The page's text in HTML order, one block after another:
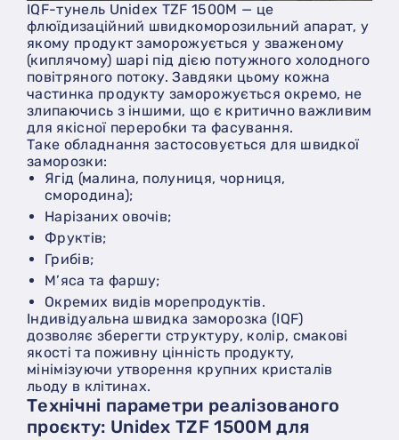
IQF-тунель Unidex TZF 1500M — це
флюїдизаційний швидкоморозильний апарат, у
якому продукт заморожується у зваженому
(киплячому) шарі під дією потужного холодного
повітряного потоку. Завдяки цьому кожна
частинка продукту заморожується окремо, не
злипаючись з іншими, що є критично важливим
для якісної переробки та фасування.
Таке обладнання застосовується для швидкої
заморозки:
ягід (малина, полуниця, чорниця,
смородина);
нарізаних овочів;
фруктів;
грибів;
м’яса та фаршу;
окремих видів морепродуктів.
Індивідуальна швидка заморозка (IQF)
дозволяє зберегти структуру, колір, смакові
якості та поживну цінність продукту,
мінімізуючи утворення крупних кристалів
льоду в клітинах.
Технічні параметри реалізованого
проєкту: Unidex TZF 1500M для